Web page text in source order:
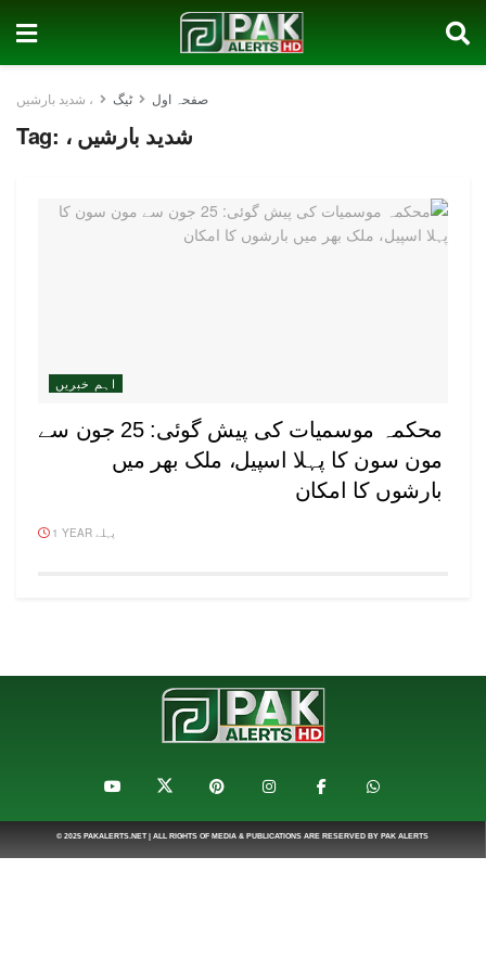
صفحہ اول ٹیگ ، شدید بارشیں
Tag: ، شدید بارشیں
اہم خبریں
محکمہ موسمیات کی پیش گوئی: 25 جون سے
مون سون کا پہلا اسپیل، ملک بھر میں
بارشوں کا امکان
1 YEAR پہلے
© 2025 PAKALERTS.NET| ALL RIGHTS OF MEDIA & PUBLICATIONS ARE RESERVED BY PAK ALERTS